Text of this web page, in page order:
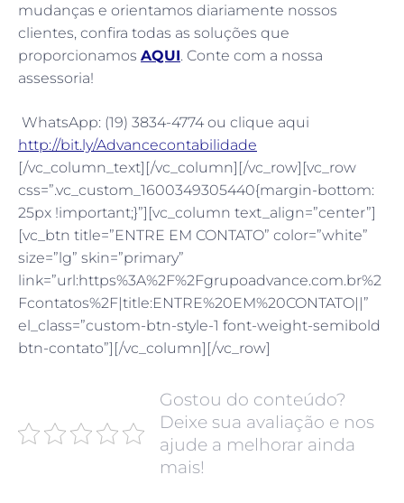
mudanças e orientamos diariamente nossos
clientes, confira todas as soluções que
proporcionamos AQUI. Conte com a nossa
assessoria!
WhatsApp: (19) 3834-4774 ou clique aqui
http://bit.ly/Advancecontabilidade
[/vc_column_text][/vc_column][/vc_row][vc_row
css=”.vc_custom_1600349305440{margin-bottom:
25px !important;}”][vc_column text_align=”center”]
[vc_btn title=”ENTRE EM CONTATO” color=”white”
size=”lg” skin=”primary”
link=”url:https%3A%2F%2Fgrupoadvance.com.br%2
Fcontatos%2F|title:ENTRE%20EM%20CONTATO||”
el_class=”custom-btn-style-1 font-weight-semibold
btn-contato”][/vc_column][/vc_row]
Gostou do conteúdo?
Deixe sua avaliação e nos
ajude a melhorar ainda
mais!